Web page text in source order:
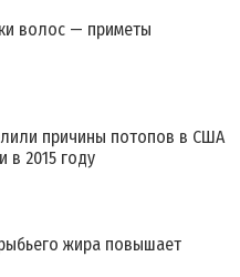
волос — приметы
причины потопов в США
в 2015 году
жира повышает